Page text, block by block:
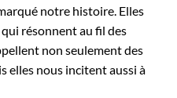
notre histoire. Elles
résonnent au fil des
non seulement des
elles nous incitent aussi à